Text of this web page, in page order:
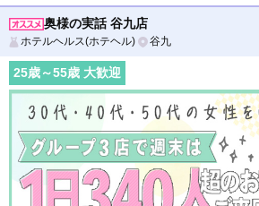
奥様の実話 谷九店
ホテルヘルス(ホテヘル) 谷九
25歳～55歳 大歓迎